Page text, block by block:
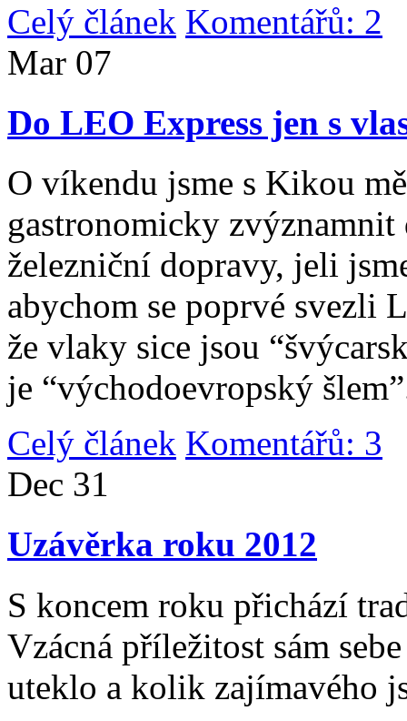
Celý článek Komentářů: 2
Mar 07
Do LEO Express jen s
O víkendu jsme s Kikou
gastronomicky
železniční dopravy, jeli
abychom se poprvé svezli
že vlaky sice jsou
je “východoevropský
Celý článek Komentářů: 3
Dec 31
Uzávěrka roku 2012
S koncem roku přichází
Vzácná příležitost sám
uteklo a kolik zajímavého